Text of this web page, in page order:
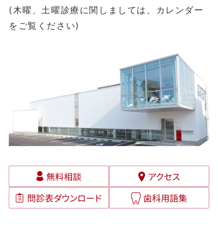
(木曜、土曜診療に関しましては、
カレンダー
をご覧ください)